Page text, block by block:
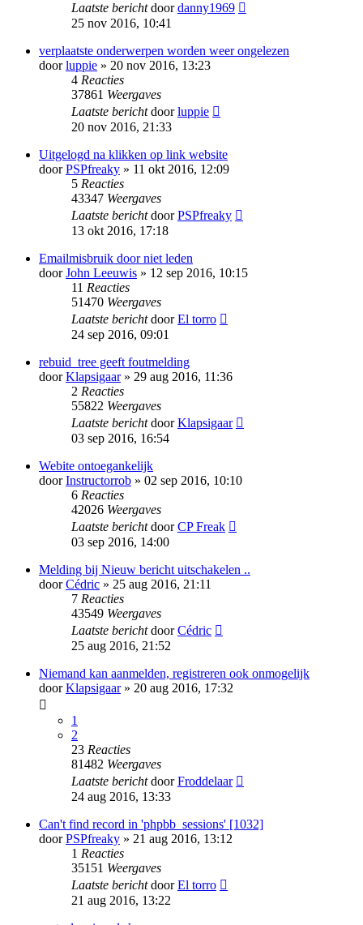
Laatste berichtdoordanny1969
25 nov 2016, 10:41
verplaatste onderwerpen worden weer ongelezen
doorluppie » 20 nov 2016, 13:23
4 Reacties
37861 Weergaves
Laatste berichtdoorluppie
20 nov 2016, 21:33
Uitgelogd na klikken op link website
doorPSPfreaky » 11 okt 2016, 12:09
5 Reacties
43347 Weergaves
Laatste berichtdoorPSPfreaky
13 okt 2016, 17:18
Emailmisbruik door niet leden
doorJohn Leeuwis » 12 sep 2016, 10:15
11 Reacties
51470 Weergaves
Laatste berichtdoorEl torro
24 sep 2016, 09:01
rebuid_tree geeft foutmelding
doorKlapsigaar» 29 aug 2016, 11:36
2 Reacties
55822 Weergaves
Laatste berichtdoorKlapsigaar
03 sep 2016, 16:54
Webite ontoegankelijk
doorInstructorrob » 02 sep 2016, 10:10
6 Reacties
42026 Weergaves
Laatste berichtdoorCP Freak
03 sep 2016, 14:00
Melding bij Nieuw bericht uitschakelen ..
doorCédric » 25 aug 2016, 21:11
7 Reacties
43549 Weergaves
Laatste berichtdoorCédric
25 aug 2016, 21:52
Niemand kan aanmelden, registreren ook onmogelijk
doorKlapsigaar» 20 aug 2016, 17:32
1
2
23 Reacties
81482 Weergaves
Laatste berichtdoorFroddelaar
24 aug 2016, 13:33
Can't find record in 'phpbb_sessions' [1032]
doorPSPfreaky » 21 aug 2016, 13:12
1 Reacties
35151 Weergaves
Laatste berichtdoorEl torro
21 aug 2016, 13:22